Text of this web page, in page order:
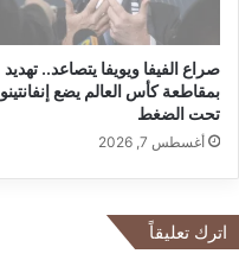
ل
ل
ت
ص
ن
ي
ب
و
ل
ى
م
ن
ب
ت
صراع الفيفا ويويفا يتصاعد.. تهديد
بمقاطعة كأس العالم يضع إنفانتينو
تحت الضغط
أغسطس 7, 2026
اترك تعليقاً